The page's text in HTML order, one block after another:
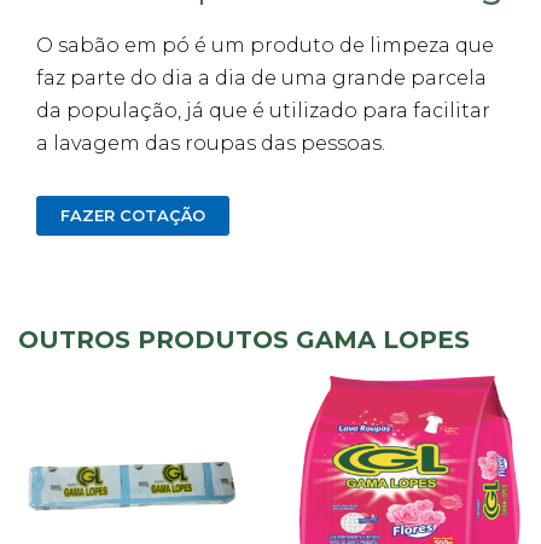
O sabão em pó é um produto de limpeza que
faz parte do dia a dia de uma grande parcela
da população, já que é utilizado para facilitar
a lavagem das roupas das pessoas.
FAZER COTAÇÃO
OUTROS PRODUTOS GAMA LOPES